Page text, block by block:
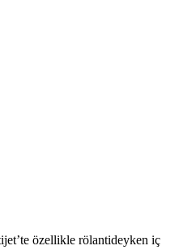
özellikle rölantideyken iç